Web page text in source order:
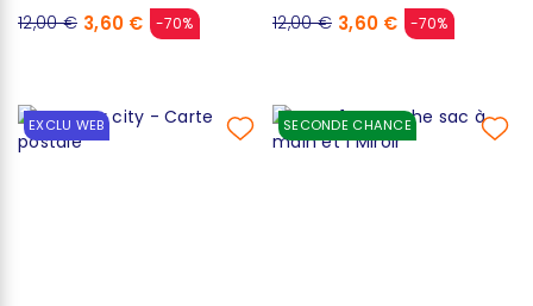
12,00 € 3,60 € -70% 12,00 € 3,60 € -70%
EXCLU WEB SECONDE CHANCE